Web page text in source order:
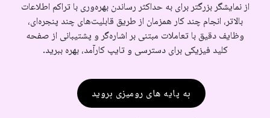
از نمایشگر بزرگتر برای به حداکثر رساندن بهره‌وری با تراکم اطلاعات
بالاتر، انجام چند کار همزمان از طریق قابلیت‌های چند پنجره‌ای،
وظایف دقیق با تعاملات مبتنی بر اشاره‌گر و پشتیبانی از صفحه
کلید فیزیکی برای دسترسی و تایپ کارآمد، بهره ببرید.
به پایه های رومیزی بروید